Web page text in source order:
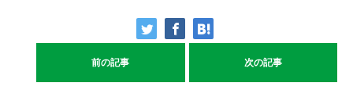
前の記事 次の記事